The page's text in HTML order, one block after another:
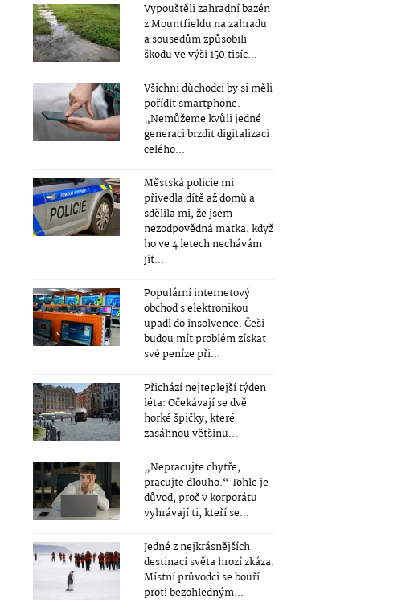
Vypouštěli zahradní bazén
z Mountfieldu na zahradu
a sousedům způsobili
škodu ve výši 150 tisíc...
Všichni důchodci by si měli
pořídit smartphone.
„Nemůžeme kvůli jedné
generaci brzdit digitalizaci
celého...
Městská policie mi
přivedla dítě až domů a
sdělila mi, že jsem
nezodpovědná matka, když
ho ve 4 letech nechávám
jít...
Populární internetový
obchod s elektronikou
upadl do insolvence. Češi
budou mít problém získat
své peníze při...
Přichází nejteplejší týden
léta: Očekávají se dvě
horké špičky, které
zasáhnou většinu...
„Nepracujte chytře,
pracujte dlouho.“ Tohle je
důvod, proč v korporátu
vyhrávají ti, kteří se...
Jedné z nejkrásnějších
destinací světa hrozí zkáza.
Místní průvodci se bouří
proti bezohledným...